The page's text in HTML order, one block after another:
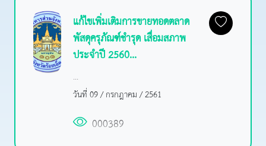
แก้ไขเพิ่มเติมการขายทอดตลาด
พัสดุครุภัณฑ์ชำรุด เสื่อมสภาพ
ประจำปี 2560...
...
วันที่ 09 / กรกฎาคม / 2561
000389